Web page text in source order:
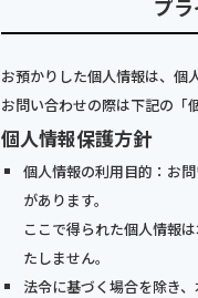
プ
お預かりした個人情報は、個
お問い合わせの際は下記の「
個人情報保護方針
個人情報の利用目的：お
があります。
ここで得られた個人情報
たしません。
法令に基づく場合を除き